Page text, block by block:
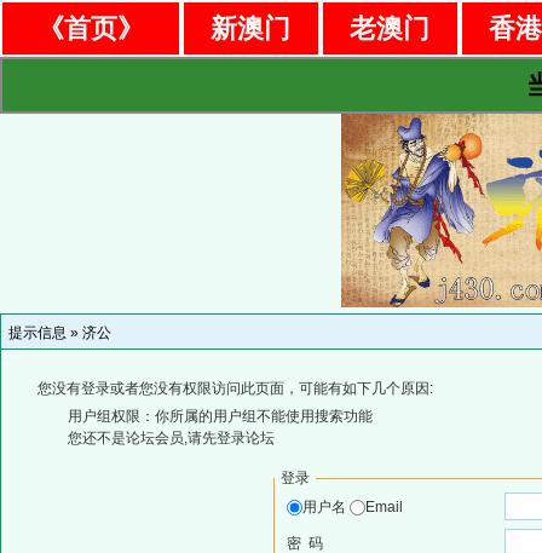
《首页》 新澳门 老澳门
香
提示信息 » 济公
您没有登录或者您没有权限访问此页面，可能有如下几个原因:
用户组权限：你所属的用户组不能使用搜索功能
您还不是论坛会员,请先登录论坛
登录
用户名
Email
密 码